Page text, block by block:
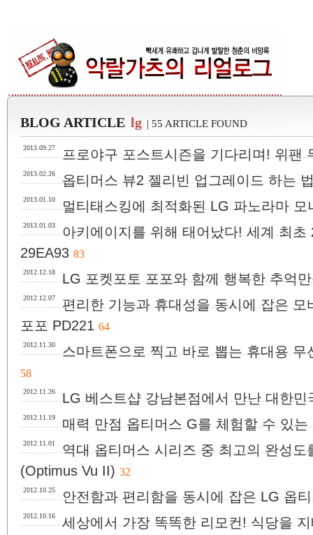
BLOG ARTICLE lg | 55 ARTICLE FOUND
2013.09.27 프로야구 포스트시즌을 기다리며! 위팬
2013.02.26 옵티머스 뷰2 젤리빈 업그레이드 하는
2013.01.10 멀티태스킹에 최적화된 LG 파노라마 모
2013.01.03
아키에이지를 위해 태어났다! 세계 최
29EA93 83
2012.12.18 LG 포켓포토 포포와 함께 행복한 추억
2012.12.07
편리한 기능과 휴대성을 동시에 잡은
포포 PD221 64
2012.11.30 스마트폰으로 찍고 바로 뽑는 휴대용
58
2012.11.26 LG 베스트샵 강남본점에서 만난 대한
2012.11.19 매력 만점 옵티머스 G를 체험할 수 있
2012.11.01
역대 옵티머스 시리즈 중 최고의 완성
(Optimus Vu II) 32
2012.10.25 안전함과 편리함을 동시에 잡은 LG 옵
2012.10.16
세상에서 가장 똑똑한 리모컨! 식당을